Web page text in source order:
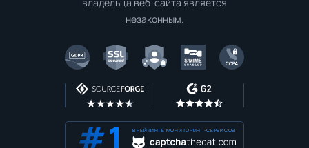
владельца веб-сайта является
незаконным.
В РЕЙТИНГЕ МОНИТОРИНГ-СЕРВИСОВ